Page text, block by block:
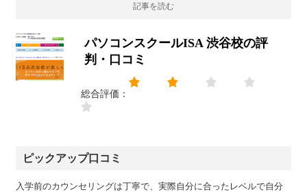
記事を読む
パソコンスクールISA 渋谷校の評
判・口コミ
総合評価：
ピックアップ口コミ
入学前のカウンセリングは丁寧で、実際自分に合ったレベルで自分